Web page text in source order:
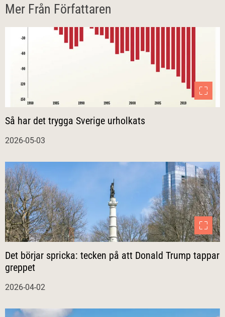
Mer Från Författaren
Så har det trygga Sverige urholkats
2026-05-03
Det börjar spricka: tecken på att Donald Trump tappar
greppet
2026-04-02